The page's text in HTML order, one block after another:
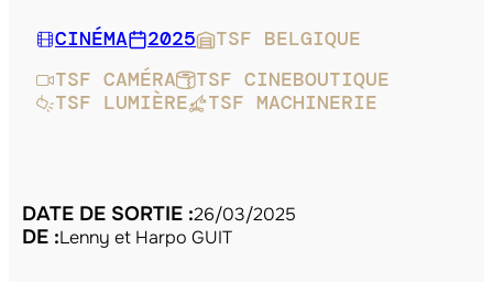
CINÉMA 2025
TSF BELGIQUE
TSF CAMÉRA
TSF CINEBOUTIQUE
TSF LUMIÈRE
TSF MACHINERIE
DATE DE SORTIE :26/03/2025
DE :Lenny et Harpo GUIT